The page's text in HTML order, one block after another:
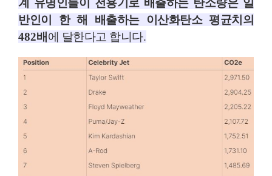
반인이 한 해 배출하는 이산화탄소 평균치의
482배 에 달한다고 합니다.